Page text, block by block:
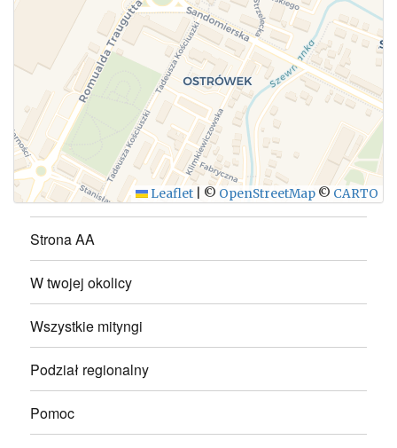
WYŚLIJ
Leaflet © OpenStreetMap © CARTO
Strona AA
W twojej okolicy
Wszystkie mityngi
Podział regionalny
Pomoc